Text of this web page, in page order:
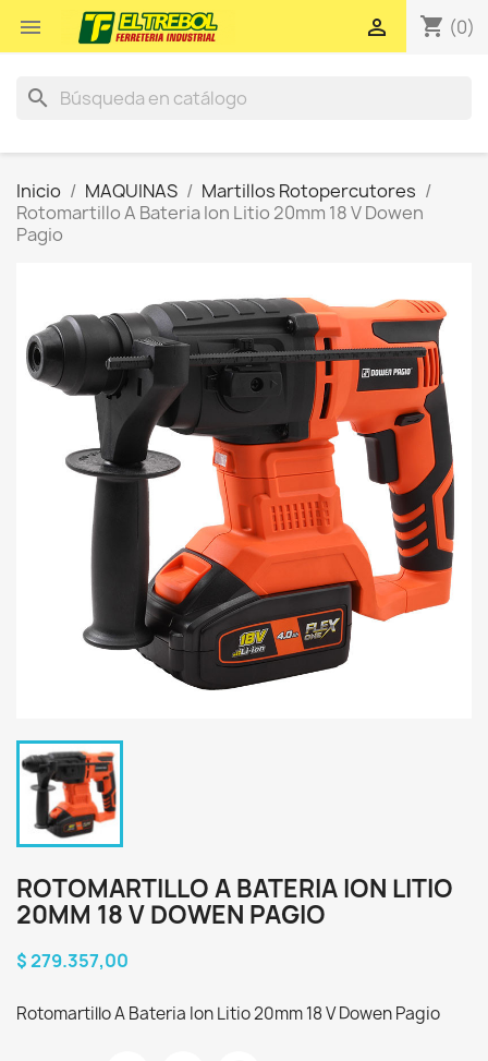
 shopping_cart (0)

search
Inicio MAQUINAS
Martillos Rotopercutores
Rotomartillo A Bateria Ion Litio 20mm 18 V Dowen
Pagio
ROTOMARTILLO A BATERIA ION LITIO
20MM 18 V DOWEN PAGIO
$ 279.357,00
Rotomartillo A Bateria Ion Litio 20mm 18 V Dowen Pagio